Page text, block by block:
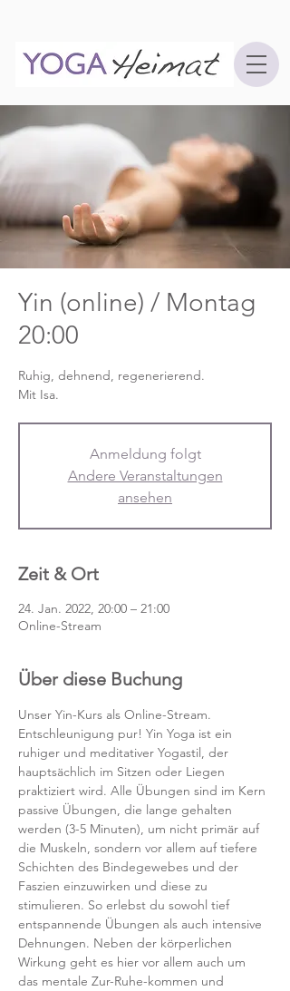
Yin (online) / Montag
20:00
Ruhig, dehnend, regenerierend.
Mit Isa.
Anmeldung folgt
Andere Veranstaltungen
ansehen
Zeit & Ort
24. Jan. 2022, 20:00 – 21:00
Online-Stream
Über diese Buchung
Unser Yin-Kurs als Online-Stream.
Entschleunigung pur! Yin Yoga ist ein
ruhiger und meditativer Yogastil, der
hauptsächlich im Sitzen oder Liegen
praktiziert wird. Alle Übungen sind im Kern
passive Übungen, die lange gehalten
werden (3-5 Minuten), um nicht primär auf
die Muskeln, sondern vor allem auf tiefere
Schichten des Bindegewebes und der
Faszien einzuwirken und diese zu
stimulieren. So erlebst du sowohl tief
entspannende Übungen als auch intensive
Dehnungen. Neben der körperlichen
Wirkung geht es hier vor allem auch um
das mentale Zur-Ruhe-kommen und